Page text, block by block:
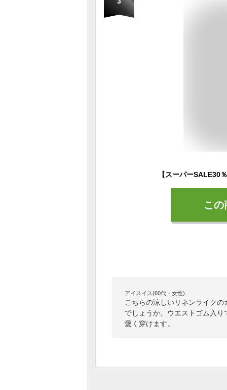
こ
アイスイス(60代・女性)
こちらの涼しいリネンライク
でしょうか。ウエストゴム入
愛く穿けます。